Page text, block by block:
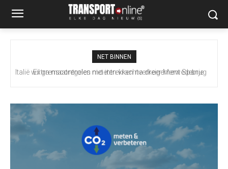
NET BINNEN
Extra maatregelen moeten vrachtverkeer Merwedebrug